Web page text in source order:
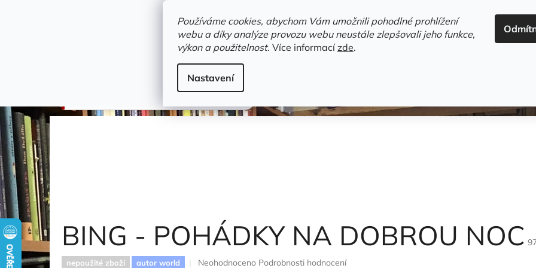
Používáme cookies, abychom Vám umožnili pohodlné prohlížení
webu a díky analýze provozu webu neustále zlepšovali jeho funkce,
výkon a použitelnost. Více informacízde.
Nastavení
HLEDAT
Novinky Trvalky a bestsellery
Dětské / Dobrodružné knihy
BING - POHÁDKY NA DOBROU NOC
BING - POHÁDKY NA DOBROU NOC
nepoužité zboží autor world
Průměrné
Neohodnoceno Podrobnosti hodnocení